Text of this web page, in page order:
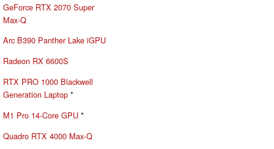
GeForce RTX 2070 Super
Max-Q
Arc B390 Panther Lake iGPU
Radeon RX 6600S
RTX PRO 1000 Blackwell
Generation Laptop *
M1 Pro 14-Core GPU *
Quadro RTX 4000 Max-Q